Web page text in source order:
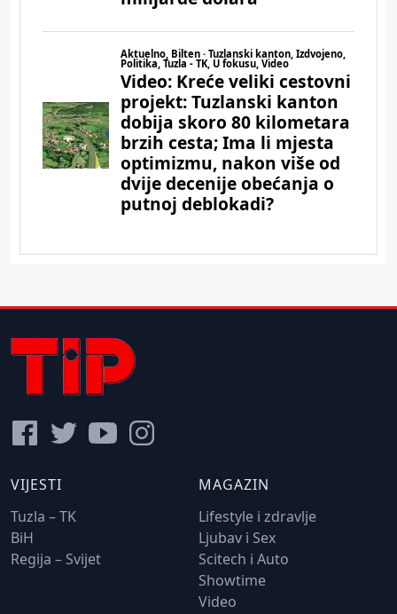
VIJESTI
Tuzla – TK
BiH
Regija – Svijet
MAGAZIN
Lifestyle i zdravlje
Ljubav i Sex
Scitech i Auto
Showtime
Video